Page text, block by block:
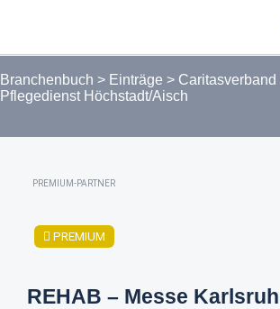
Branchenbuch > Einträge >
Pflegedienst Höchstadt/Aisch
PREMIUM-PARTNER
PREMIUM
REHAB – Messe